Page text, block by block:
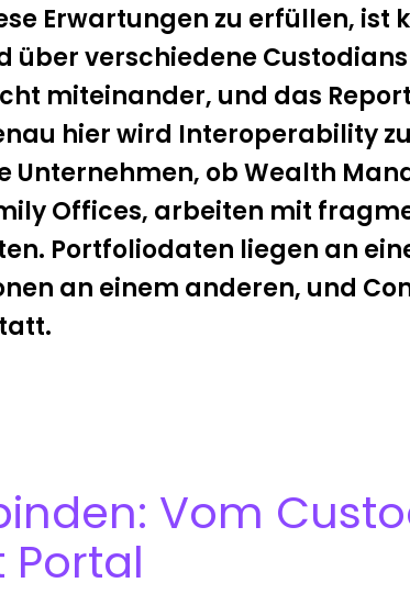
Erwartungen zu erfüllen, ist
über verschiedene
miteinander, und das
hier wird Interoperability
Unternehmen, ob Wealth
Offices, arbeiten mit
Portfoliodaten liegen an
an einem anderen, und
Vom
Portal